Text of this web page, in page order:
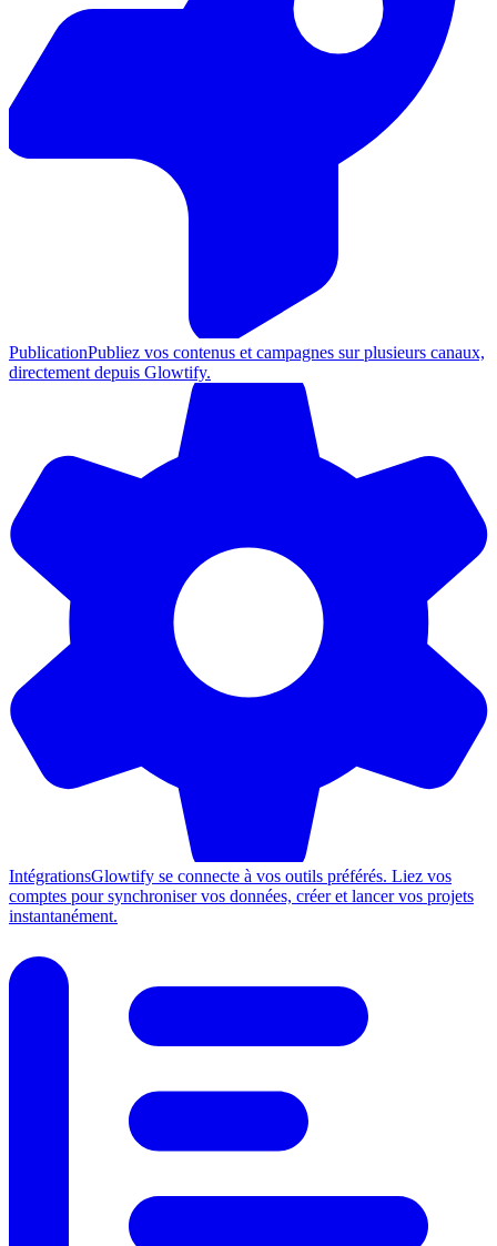
PublicationPubliez vos contenus et campagnes sur plusieurs canaux,
directement depuis Glowtify.
IntégrationsGlowtify se connecte à vos outils préférés. Liez vos
comptes pour synchroniser vos données, créer et lancer vos projets
instantanément.